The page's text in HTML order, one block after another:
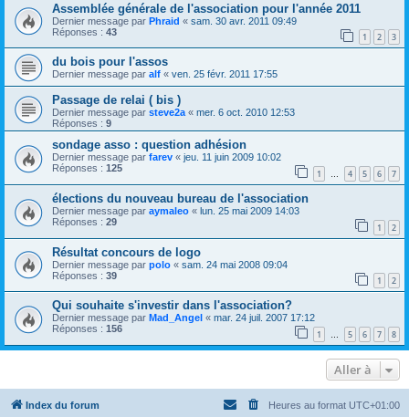
Assemblée générale de l'association pour l'année 2011
Dernier message par Phraid « sam. 30 avr. 2011 09:49
Réponses : 43 1 2 3
du bois pour l'assos
Dernier message par alf « ven. 25 févr. 2011 17:55
Passage de relai ( bis )
Dernier message par steve2a « mer. 6 oct. 2010 12:53
Réponses : 9
sondage asso : question adhésion
Dernier message par farev « jeu. 11 juin 2009 10:02
Réponses : 125 1 … 4 5 6 7
élections du nouveau bureau de l'association
Dernier message par aymaleo « lun. 25 mai 2009 14:03
Réponses : 29 1 2
Résultat concours de logo
Dernier message par polo « sam. 24 mai 2008 09:04
Réponses : 39 1 2
Qui souhaite s'investir dans l'association?
Dernier message par Mad_Angel « mar. 24 juil. 2007 17:12
Réponses : 156 1 … 5 6 7 8
Aller à
Index du forum Heures au format UTC+01:00